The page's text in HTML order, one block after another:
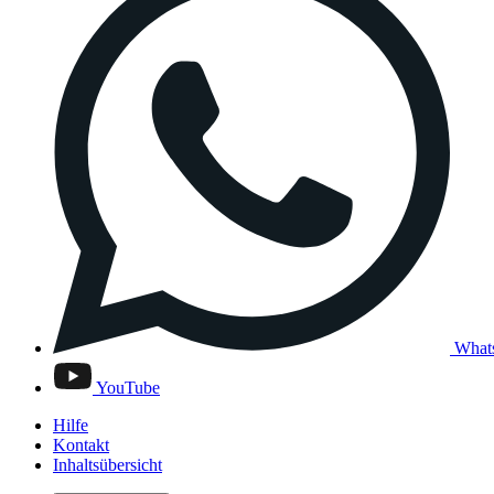
YouTube
Hilfe
Kontakt
Inhaltsübersicht